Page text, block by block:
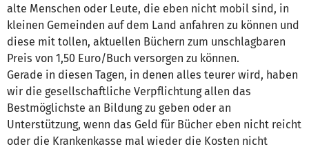
alte Menschen oder Leute, die eben nicht mobil sind, in
kleinen Gemeinden auf dem Land anfahren zu können und
diese mit tollen, aktuellen Büchern zum unschlagbaren
Preis von 1,50 Euro/Buch versorgen zu können.
Gerade in diesen Tagen, in denen alles teurer wird, haben
wir die gesellschaftliche Verpflichtung allen das
Bestmöglichste an Bildung zu geben oder an
Unterstützung, wenn das Geld für Bücher eben nicht reicht
oder die Krankenkasse mal wieder die Kosten nicht